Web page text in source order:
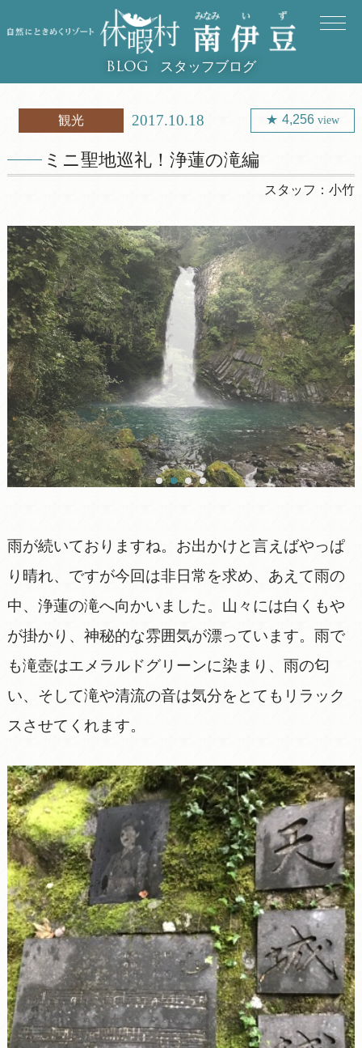
BLOG スタッフブログ
観光 2017.10.18 4,256view
ミニ聖地巡礼！浄蓮の滝編
スタッフ：小竹
雨が続いておりますね。お出かけと言えばやっぱ
り晴れ、ですが今回は非日常を求め、あえて雨の
中、浄蓮の滝へ向かいました。山々には白くもや
が掛かり、神秘的な雰囲気が漂っています。雨で
も滝壺はエメラルドグリーンに染まり、雨の匂
い、そして滝や清流の音は気分をとてもリラック
スさせてくれます。